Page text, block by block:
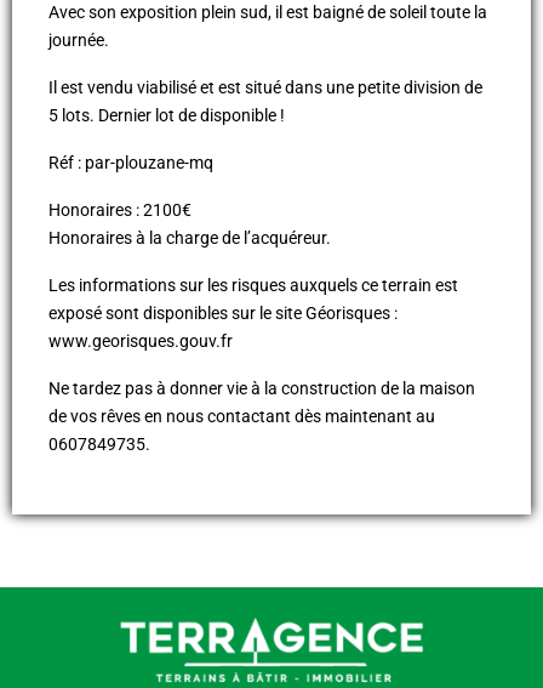
Avec son exposition plein sud, il est baigné de soleil toute la
journée.
Il est vendu viabilisé et est situé dans une petite division de
5 lots. Dernier lot de disponible !
Réf : par-plouzane-mq
Honoraires : 2100€
Honoraires à la charge de l’acquéreur.
Les informations sur les risques auxquels ce terrain est
exposé sont disponibles sur le site Géorisques :
www.georisques.gouv.fr
Ne tardez pas à donner vie à la construction de la maison
de vos rêves en nous contactant dès maintenant au
0607849735.